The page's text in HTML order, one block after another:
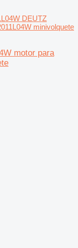
DEUTZ
minivolquete
motor para